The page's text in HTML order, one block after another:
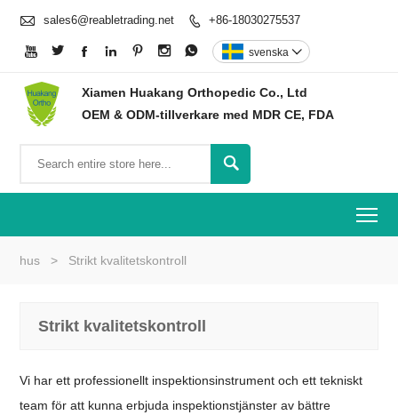
 sales6@reabletrading.net  +86-18030275537
       svenska 
Xiamen Huakang Orthopedic Co., Ltd
OEM & ODM-tillverkare med MDR CE, FDA

hus > Strikt kvalitetskontroll
Strikt kvalitetskontroll
Vi har ett professionellt inspektionsinstrument och ett tekniskt
team för att kunna erbjuda inspektionstjänster av bättre